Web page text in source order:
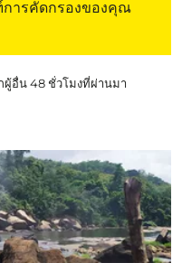
ารคัดกรองของคุณ
ผู้อื่น 48 ชั่วโมงที่ผ่านมา